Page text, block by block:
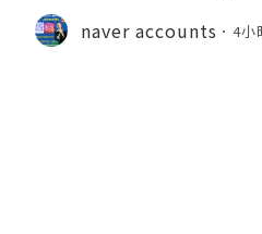
naver accounts 4小